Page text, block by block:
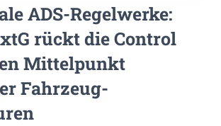
ADS-Regelwerke:
rückt die Control
Mittelpunkt
Fahrzeug-